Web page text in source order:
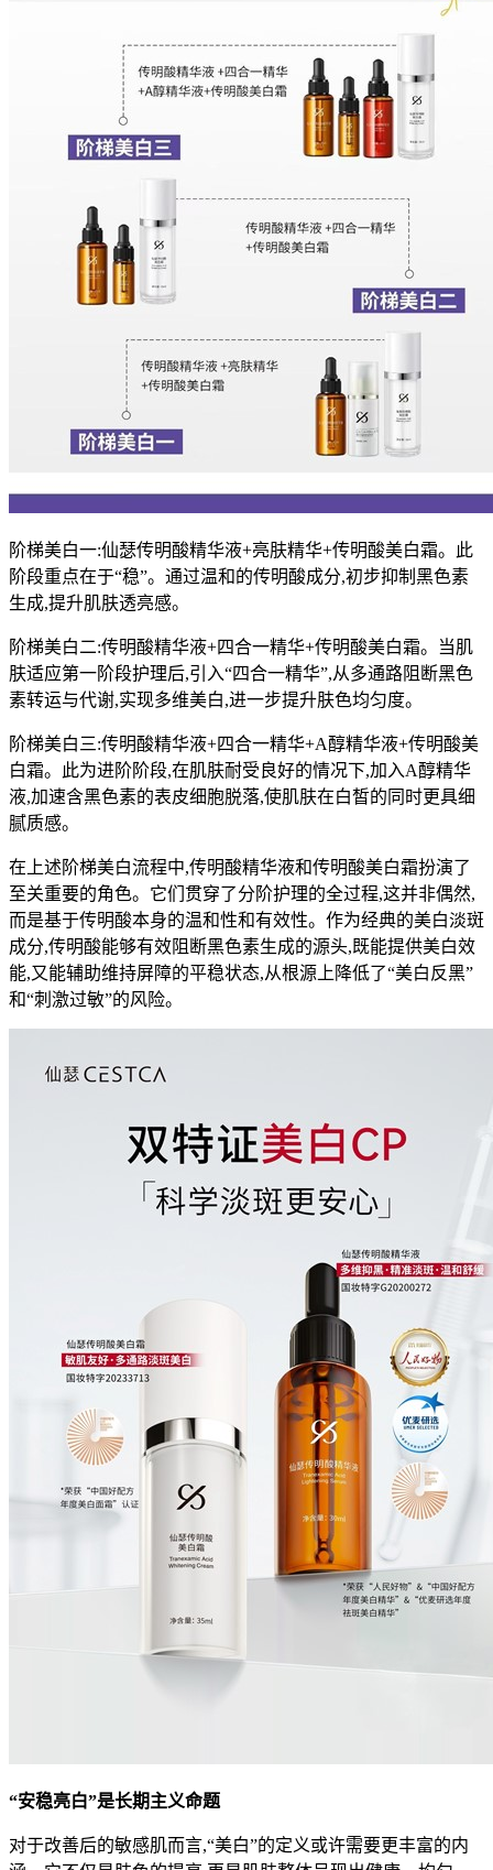
阶梯美白一:仙瑟传明酸精华液+亮肤精华+传明酸美白霜。此
阶段重点在于“稳”。通过温和的传明酸成分,初步抑制黑色素
生成,提升肌肤透亮感。
阶梯美白二:传明酸精华液+四合一精华+传明酸美白霜。当肌
肤适应第一阶段护理后,引入“四合一精华”,从多通路阻断黑色
素转运与代谢,实现多维美白,进一步提升肤色均匀度。
阶梯美白三:传明酸精华液+四合一精华+A醇精华液+传明酸美
白霜。此为进阶阶段,在肌肤耐受良好的情况下,加入A醇精华
液,加速含黑色素的表皮细胞脱落,使肌肤在白皙的同时更具细
腻质感。
在上述阶梯美白流程中,传明酸精华液和传明酸美白霜扮演了
至关重要的角色。它们贯穿了分阶护理的全过程,这并非偶然,
而是基于传明酸本身的温和性和有效性。作为经典的美白淡斑
成分,传明酸能够有效阻断黑色素生成的源头,既能提供美白效
能,又能辅助维持屏障的平稳状态,从根源上降低了“美白反黑”
和“刺激过敏”的风险。
“安稳亮白”是长期主义命题
对于改善后的敏感肌而言,“美白”的定义或许需要更丰富的内